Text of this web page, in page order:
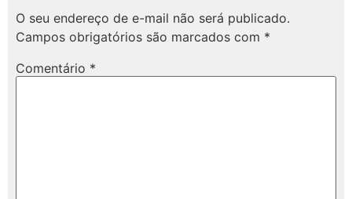
O seu endereço de e-mail não será publicado.
Campos obrigatórios são marcados com *
Comentário *